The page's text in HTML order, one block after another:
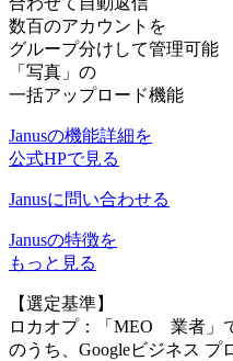
数百のアカウントを
グループ分けして管理可能
「写真」の
一括アップロード機能
Janusの機能詳細を
公式HPで見る
Janusに問い合わせる
Janusの特徴を
もっと見る
【選定基準】
ロカオプ：「MEO 業者」
のうち、Googleビジネス プ